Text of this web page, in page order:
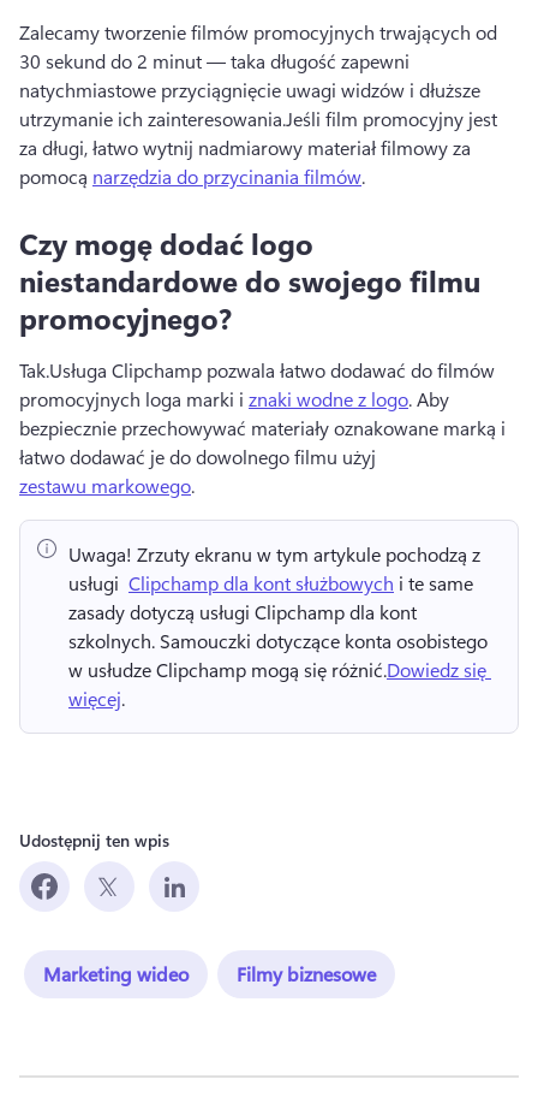
Zalecamy tworzenie filmów promocyjnych trwających od
30 sekund do 2 minut — taka długość zapewni
natychmiastowe przyciągnięcie uwagi widzów i dłuższe
utrzymanie ich zainteresowania.Jeśli film promocyjny jest
za długi, łatwo wytnij nadmiarowy materiał filmowy za
pomocą narzędzia do przycinania filmów.
Czy mogę dodać logo
niestandardowe do swojego filmu
promocyjnego?
Tak.Usługa Clipchamp pozwala łatwo dodawać do filmów
promocyjnych loga marki i znaki wodne z logo. Aby
bezpiecznie przechowywać materiały oznakowane marką i
łatwo dodawać je do dowolnego filmu użyj
zestawu markowego.
Uwaga! Zrzuty ekranu w tym artykule pochodzą z
usługi ⁠ Clipchamp dla kont służbowych i te same
zasady dotyczą usługi Clipchamp dla kont
szkolnych. Samouczki dotyczące konta osobistego
w usłudze Clipchamp mogą się różnić.Dowiedz się
więcej.
Udostępnij ten wpis
Marketing wideo Filmy biznesowe